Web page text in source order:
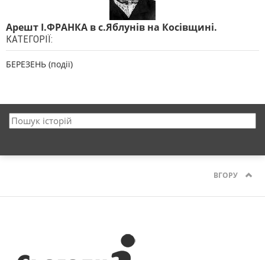
Арешт І.ФРАНКА в с.Яблунів на Косівщині.
КАТЕГОРІЇ:
БЕРЕЗЕНЬ (події)
ВГОРУ